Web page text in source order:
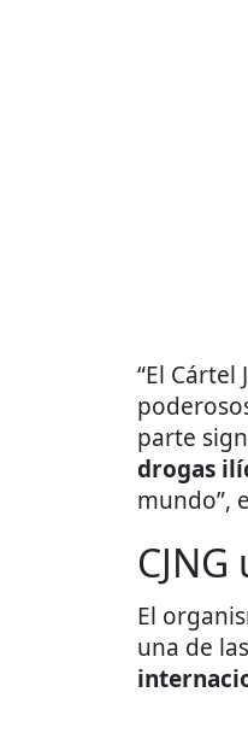
“El Cártel
parte
drogas
mundo”,
El
una de